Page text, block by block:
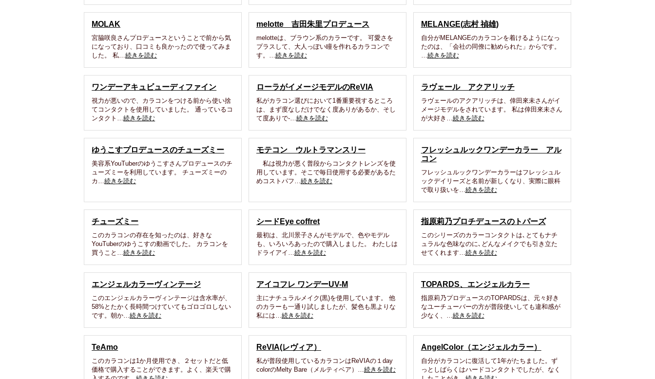
MOLAK
宮脇咲良さんプロデュースということで前から気
になっており、口コミも良かったので使ってみま
した。 私…続きを読む
melotte 吉田朱里プロデュース
melotteは、ブラウン系のカラーです。 可愛さを
プラスして、大人っぽい瞳を作れるカラコンで
す。…続きを読む
MELANGE(志村 禎雄)
自分がMELANGEのカラコンを着けるようになっ
たのは、「会社の同僚に勧められた」からです。
…続きを読む
ワンデーアキュビューディファイン
視力が悪いので、カラコンをつける前から使い捨
てコンタクトを使用していました。 通っているコ
ンタクト…続きを読む
ローラがイメージモデルのReVIA
私がカラコン選びにおいて1番重要視するところ
は、まず度なしだけでなく度ありがあるか、そし
て度ありで-…続きを読む
ラヴェール アクアリッチ
ラヴェールのアクアリッチは、倖田來未さんがイ
メージモデルをされています。 私は倖田來未さん
が大好き…続きを読む
ゆうこすプロデュースのチューズミー
美容系YouTuberのゆうこすさんプロデュースのチ
ューズミーを利用しています。 チューズミーの
カ…続きを読む
モテコン ウルトラマンスリー
私は視力が悪く普段からコンタクトレンズを使
用しています。そこで毎日使用する必要があるた
めコストパフ…続きを読む
フレッシュルックワンデーカラー アル
コン
フレッシュルックワンデーカラーはフレッシュル
ックデイリーズと名前が新しくなり、実際に眼科
で取り扱いを…続きを読む
チューズミー
このカラコンの存在を知ったのは、好きな
YouTuberのゆうこすの動画でした。 カラコンを
買うこと…続きを読む
シードEye coffret
最初は、北川景子さんがモデルで、色やモデル
も、いろいろあったので購入しました。 わたしは
ドライアイ…続きを読む
指原莉乃プロチデュースのトパーズ
このシリーズのカラーコンタクトは､とてもナチ
ュラルな色味なのに､どんなメイクでも引き立た
せてくれます…続きを読む
エンジェルカラーヴィンテージ
このエンジェルカラーヴィンテージは含水率が、
58%とたかく長時間つけていてもゴロゴロしない
です。朝か…続きを読む
アイコフレ ワンデーUV-M
主にナチュラルメイク(黒)を使用しています。 他
のカラーも一通り試しましたが、髪色も黒よりな
私には…続きを読む
TOPARDS、エンジェルカラー
指原莉乃プロデュースのTOPARDSは、元々好き
なユーチューバーの方が普段使いしても違和感が
少なく、…続きを読む
TeAmo
このカラコンは1か月使用でき、２セットだと低
価格で購入することができます。よく、楽天で購
ReVIA(レヴィア）
私が普段使用しているカラコンはReVIAの１day
colorのMelty Bare（メルティベア）…続きを読む
AngelColor（エンジェルカラー）
自分がカラコンに復活して1年がたちました。ず
っとしばらくはハードコンタクトでしたが、なく